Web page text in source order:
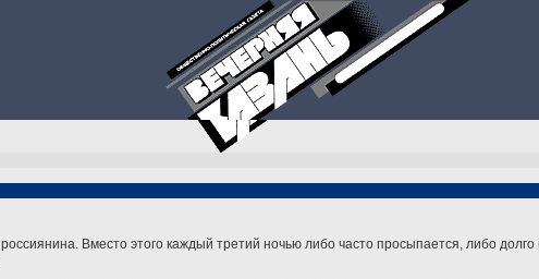
Вместо этого каждый третий ночью либо часто просыпается, либо